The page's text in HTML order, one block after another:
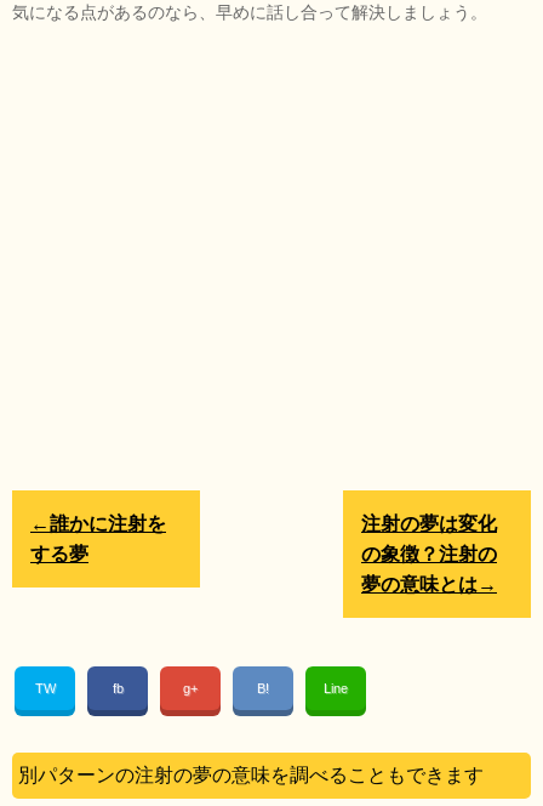
気になる点があるのなら、早めに話し合って解決しましょう。
注射の夢は変化
の象徴？注射の
夢の意味とは→
←誰かに注射を
する夢
TW fb g+ B! Line
別パターンの注射の夢の意味を調べることもできます